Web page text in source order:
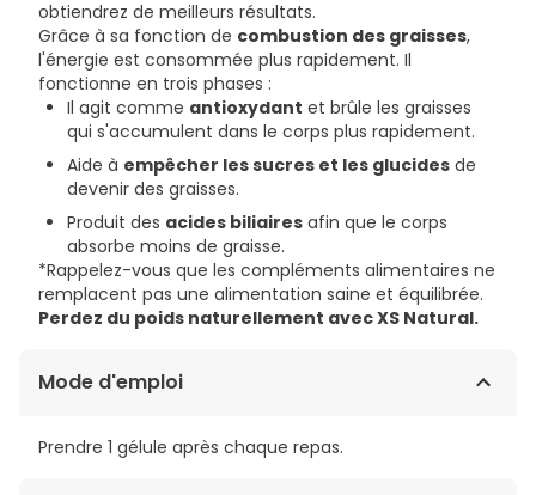
obtiendrez de meilleurs résultats.
Grâce à sa fonction de combustion des graisses,
l'énergie est consommée plus rapidement. Il
fonctionne en trois phases :
Il agit comme antioxydant et brûle les graisses
qui s'accumulent dans le corps plus rapidement.
Aide à empêcher les sucres et les glucides de
devenir des graisses.
Produit des acides biliaires afin que le corps
absorbe moins de graisse.
*Rappelez-vous que les compléments alimentaires ne
remplacent pas une alimentation saine et équilibrée.
Perdez du poids naturellement avec XS Natural.
Mode d'emploi
Prendre 1 gélule après chaque repas.